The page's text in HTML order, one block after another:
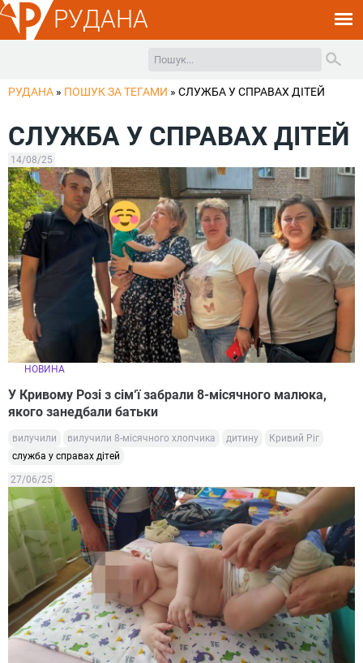
РУДАНА
РУДАНА » ПОШУК ЗА ТЕГАМИ » СЛУЖБА У СПРАВАХ ДІТЕЙ
СЛУЖБА У СПРАВАХ ДІТЕЙ
14/08/25
НОВИНА
У Кривому Розі з сім‘ї забрали 8-місячного малюка,
якого занедбали батьки
вилучили вилучили 8-місячного хлопчика дитину
Кривий Ріг
служба у справах дітей
27/06/25